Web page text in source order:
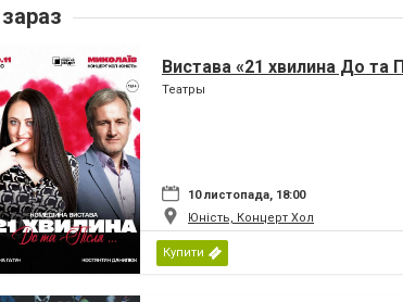
зараз
Вистава «21 хвилина До та
Театры
10 листопада, 18:00
Юність, Концерт Хол
Купити